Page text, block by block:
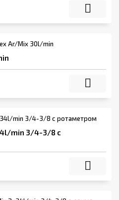
min 3/4-3/8 с